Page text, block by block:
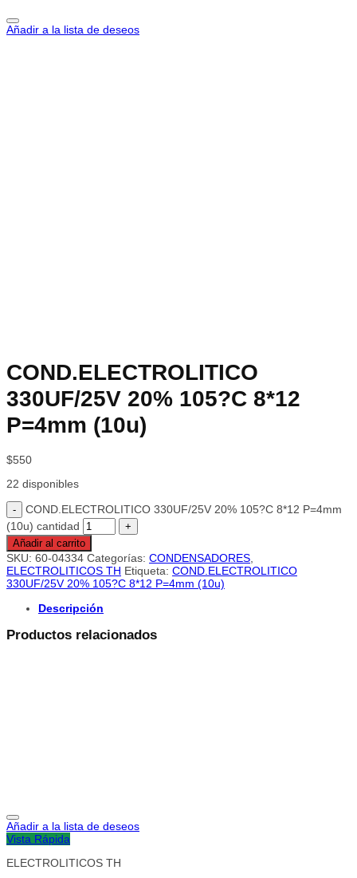
Añadir a la lista de deseos
COND.ELECTROLITICO
330UF/25V 20% 105?C 8*12
P=4mm (10u)
$550
22 disponibles
COND.ELECTROLITICO 330UF/25V 20% 105?C 8*12 P=4mm
(10u) cantidad
Añadir al carrito
SKU: 60-04334 Categorías: CONDENSADORES,
ELECTROLITICOS TH Etiqueta: COND.ELECTROLITICO
330UF/25V 20% 105?C 8*12 P=4mm (10u)
Descripción
Productos relacionados
Añadir a la lista de deseos
Vista Rápida
ELECTROLITICOS TH